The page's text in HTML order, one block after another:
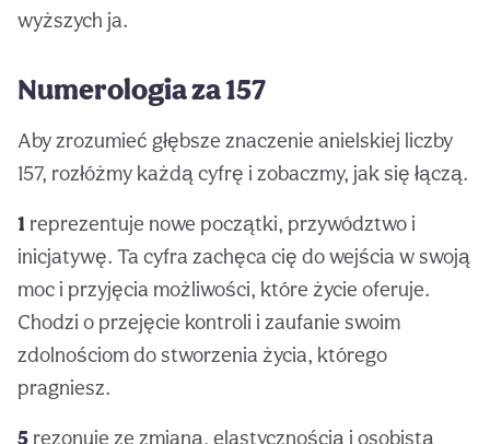
wyższych ja.
Numerologia za 157
Aby zrozumieć głębsze znaczenie anielskiej liczby
157, rozłóżmy każdą cyfrę i zobaczmy, jak się łączą.
1 reprezentuje nowe początki, przywództwo i
inicjatywę. Ta cyfra zachęca cię do wejścia w swoją
moc i przyjęcia możliwości, które życie oferuje.
Chodzi o przejęcie kontroli i zaufanie swoim
zdolnościom do stworzenia życia, którego
pragniesz.
5 rezonuje ze zmianą, elastycznością i osobistą